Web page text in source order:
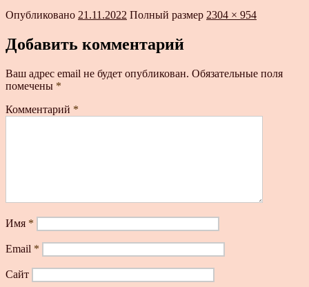
Опубликовано 21.11.2022 Полный размер 2304 × 954
Добавить комментарий
Ваш адрес email не будет опубликован. Обязательные поля
помечены *
Комментарий *
Имя *
Email *
Сайт